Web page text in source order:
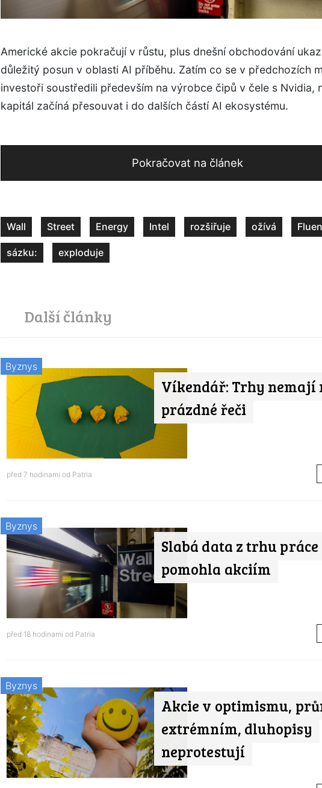
Americké akcie pokračují v růstu, plus dnešní obchodování
důležitý posun v oblasti AI příběhu. Zatím co se v předchozích
investoři soustředili především na výrobce čipů v čele s Nvidia,
kapitál začíná přesouvat i do dalších částí AI ekosystému.
Pokračovat na článek
Wall Street Energy Intel rozšiřuje ožívá
sázku: exploduje
Další články
Víkendář: Trhy nemají
prázdné řeči
Byznys
před 7 hodinami od Patria
Slabá data z trhu práce
pomohla akciím
Byznys
před 18 hodinami od Patria
Akcie v optimismu,
extrémním, dluhopisy
neprotestují
Byznys